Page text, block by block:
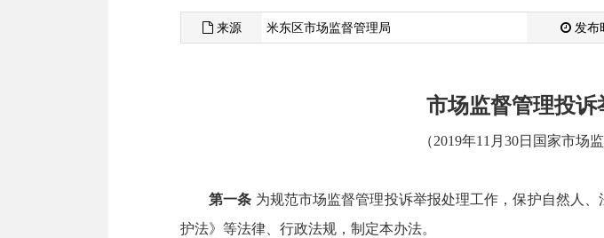
来源 米东区市场监督管理局 发布
市场监督管理投
（2019年11月30日国家市场
第一条 为规范市场监督管理投诉举报处理工作，保护自然人
护法》等法律、行政法规，制定本办法。